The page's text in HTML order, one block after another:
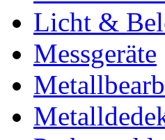
Licht &
Messgeräte